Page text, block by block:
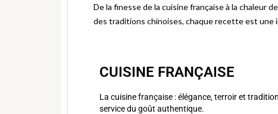
De la finesse de la cuisine française à la chaleur
des traditions chinoises, chaque recette est une
CUISINE FRANÇAISE
La cuisine française : élégance, terroir et
service du goût authentique.